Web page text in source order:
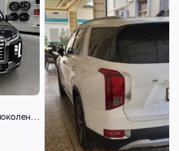
Hyundai Palisade I - поколение рестайлинг